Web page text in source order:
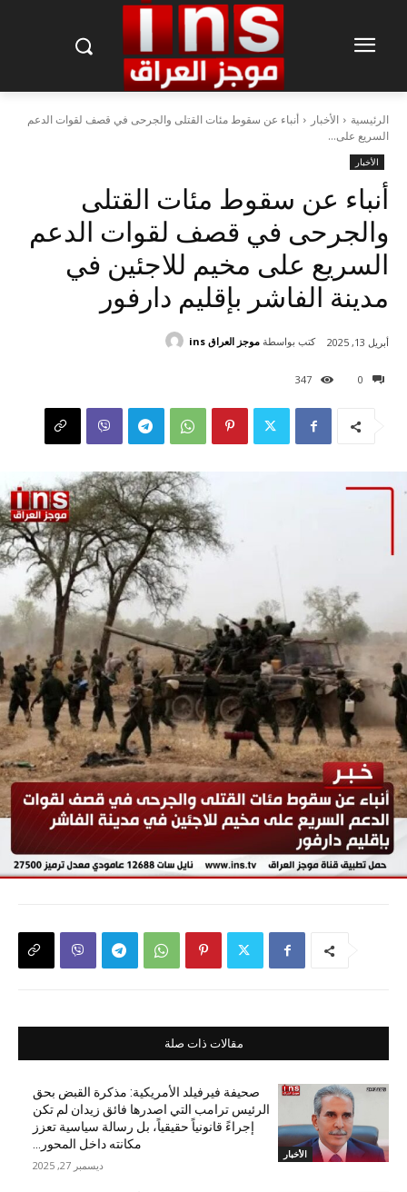
الرئيسية الأخبار
أنباء عن سقوط مئات القتلى والجرحى في قصف لقوات الدعم
السريع على...
الأخبار
أنباء عن سقوط مئات القتلى
والجرحى في قصف لقوات الدعم
السريع على مخيم للاجئين في
مدينة الفاشر بإقليم دارفور
0
347
أبريل 13, 2025 كتب بواسطة موجز العراق ins
مقالات ذات صلة
الأخبار
صحيفة فيرفيلد الأمريكية: مذكرة القبض بحق
الرئيس ترامب التي اصدرها فائق زيدان لم تكن
إجراءً قانونياً حقيقياً، بل رسالة سياسية تعزز
مكانته داخل المحور...
ديسمبر 27, 2025